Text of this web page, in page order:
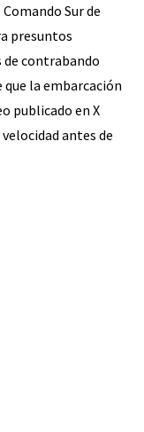
Sur de
presuntos
contrabando
que la embarcación
publicado en X
antes de